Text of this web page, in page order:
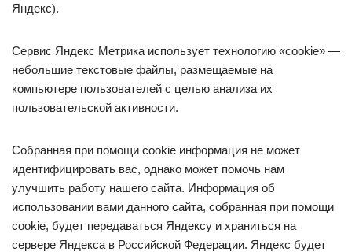
Яндекс).
Сервис Яндекс Метрика использует технологию «cookie» —
небольшие текстовые файлы, размещаемые на
компьютере пользователей с целью анализа их
пользовательской активности.
Собранная при помощи cookie информация не может
идентифицировать вас, однако может помочь нам
улучшить работу нашего сайта. Информация об
использовании вами данного сайта, собранная при помощи
cookie, будет передаваться Яндексу и храниться на
сервере Яндекса в Российской Федерации. Яндекс будет